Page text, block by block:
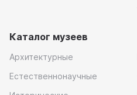
Каталог музеев
Архитектурные
Естественнонаучные